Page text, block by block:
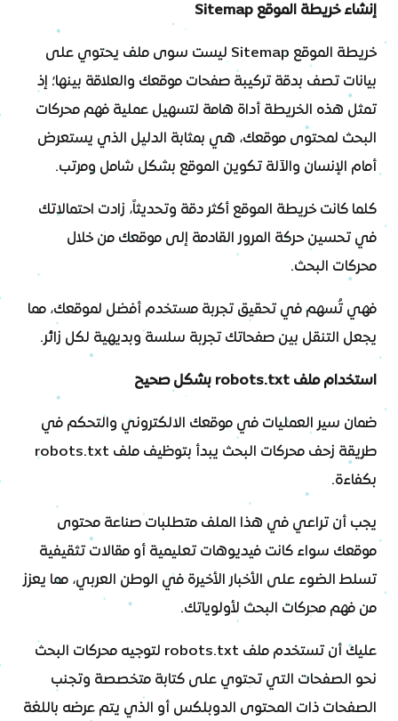
إنشاء خريطة الموقع Sitemap
خريطة الموقع Sitemap ليست سوى ملف يحتوي على
بيانات تصف بدقة تركيبة صفحات موقعك والعلاقة بينها؛ إذ
تمثل هذه الخريطة أداة هامة لتسهيل عملية فهم محركات
البحث لمحتوى موقعك، هي بمثابة الدليل الذي يستعرض
أمام الإنسان والآلة تكوين الموقع بشكل شامل ومرتب.
كلما كانت خريطة الموقع أكثر دقة وتحديثاً، زادت احتمالاتك
في تحسين حركة المرور القادمة إلى موقعك من خلال
محركات البحث.
فهي تُسهم في تحقيق تجربة مستخدم أفضل لموقعك، مما
يجعل التنقل بين صفحاتك تجربة سلسة وبديهية لكل زائر.
استخدام ملف robots.txt بشكل صحيح
ضمان سير العمليات في موقعك الالكتروني والتحكم في
طريقة زحف محركات البحث يبدأ بتوظيف ملف robots.txt
بكفاءة.
يجب أن تراعي في هذا الملف متطلبات صناعة محتوى
موقعك سواء كانت فيديوهات تعليمية أو مقالات تثقيفية
تسلط الضوء على الأخبار الأخيرة في الوطن العربي، مما يعزز
من فهم محركات البحث لأولوياتك.
عليك أن تستخدم ملف robots.txt لتوجيه محركات البحث
نحو الصفحات التي تحتوي على كتابة متخصصة وتجنب
الصفحات ذات المحتوى الدوبلكس أو الذي يتم عرضه باللغة